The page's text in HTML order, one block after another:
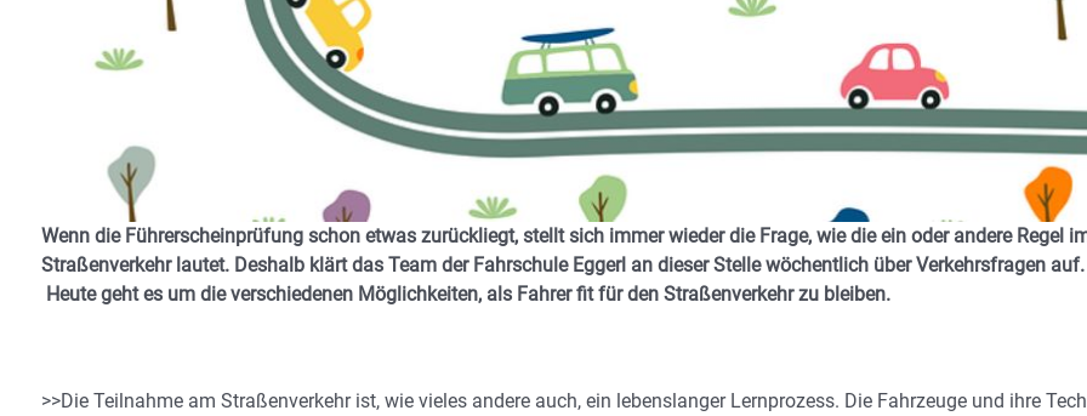
Wenn die Führerscheinprüfung schon etwas zurückliegt, stellt sich immer wieder die Frage, wie die ein oder andere Regel
Straßenverkehr lautet. Deshalb klärt das Team der Fahrschule Eggerl an dieser Stelle wöchentlich über Verkehrsfragen auf.
Heute geht es um die verschiedenen Möglichkeiten, als Fahrer fit für den Straßenverkehr zu bleiben.
>>Die Teilnahme am Straßenverkehr ist, wie vieles andere auch, ein lebenslanger Lernprozess. Die Fahrzeuge und ihre